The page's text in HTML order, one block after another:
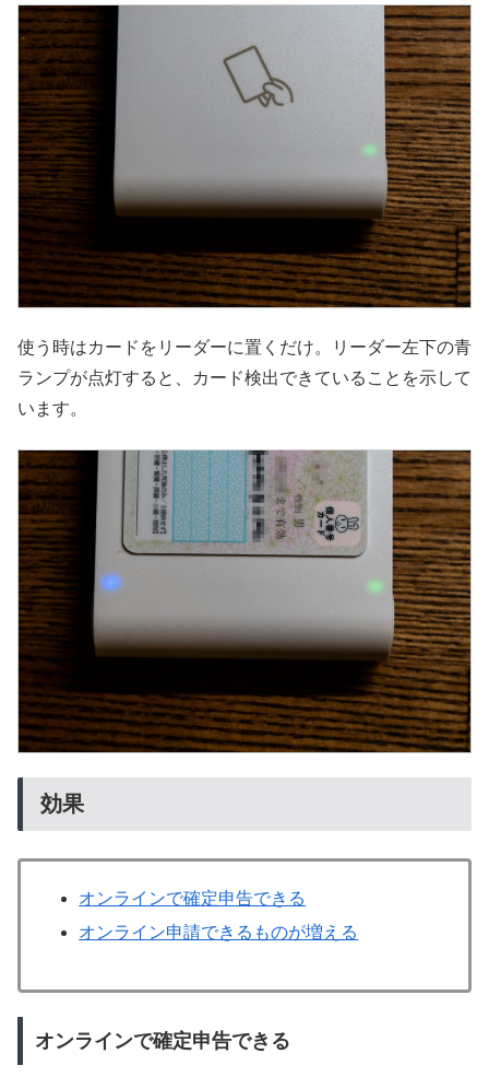
使う時はカードをリーダーに置くだけ。リーダー左下の青
ランプが点灯すると、カード検出できていることを示して
います。
効果
オンラインで確定申告できる
オンライン申請できるものが増える
オンラインで確定申告できる